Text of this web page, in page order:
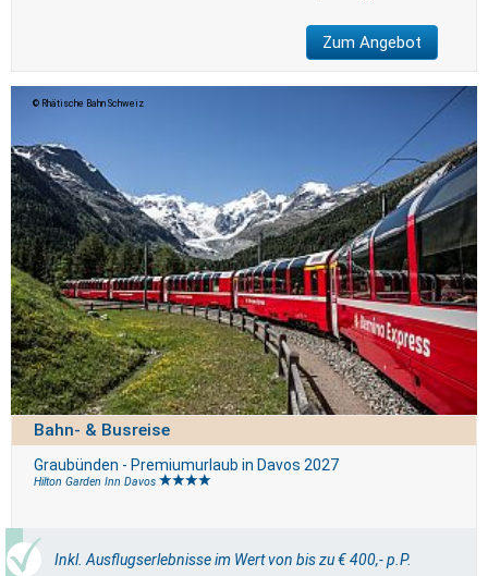
Zum Angebot
Rhätische Bahn Schweiz
Bahn- & Busreise
Graubünden - Premiumurlaub in Davos 2027
Hilton Garden Inn Davos
Inkl. Ausflugserlebnisse im Wert von bis zu € 400,- p.P.